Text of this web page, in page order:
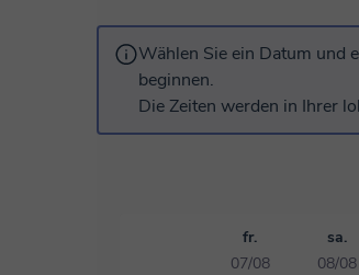
Wählen Sie ein Datum und
beginnen.
Die Zeiten werden in Ihrer
fr.
07/08
sa.
08/08